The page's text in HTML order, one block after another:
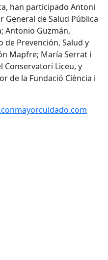
han participado Antoni
General de Salud Pública
Antonio Guzmán,
Prevención, Salud y
Mapfre; María Serrat i
Conservatori Liceu, y
de la Fundació Ciència i